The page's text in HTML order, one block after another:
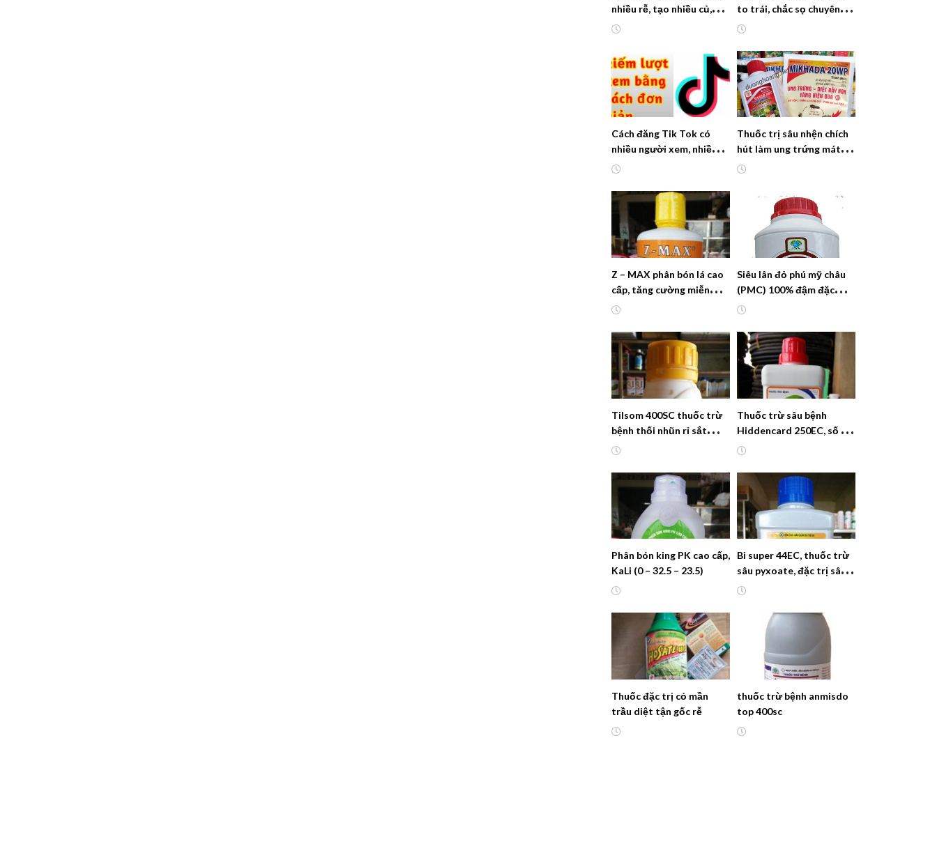
nhiều rễ, tạo nhiều củ,
dùng cho cây lấy củ
to trái, chắc sọ chuyên
dùng cho cây Hồ tiêu
Cách đăng Tik Tok có
nhiều người xem, nhiều
lượt xem cho kênh mới
Thuốc trị sâu nhện chích
hút làm ung trứng mát
bông không lo rụng
Z – MAX phân bón lá cao
cấp, tăng cường miễn
dịch – ưc chế mầm bệnh
Siêu lân đỏ phú mỹ châu
(PMC) 100% đậm đặc
hơn, bung đọt xanh lá,
Tilsom 400SC thuốc trừ
bệnh thối nhũn rỉ sắt
thán thư tháo đốt
Thuốc trừ sâu bệnh
Hiddencard 250EC, số 1
Hàn Quốc
Phân bón king PK cao cấp,
KaLi (0 – 32.5 – 23.5)
Bi super 44EC, thuốc trừ
sâu pyxoate, đặc trị sâu
rầy, rệp hại cây trồng
Thuốc đặc trị cỏ mần
trầu diệt tận gốc rễ
thuốc trừ bệnh anmisdo
top 400sc